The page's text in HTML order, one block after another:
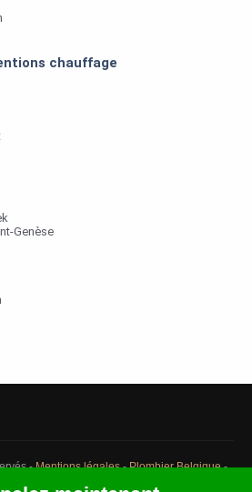
chauffage
Genèse
-Mentions légales-Plombier Belgique-